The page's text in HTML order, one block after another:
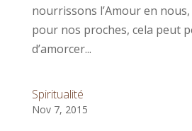
nourrissons l’Amour en
pour nos proches, cela peut
d’amorcer...
Spiritualité
Nov 7, 2015